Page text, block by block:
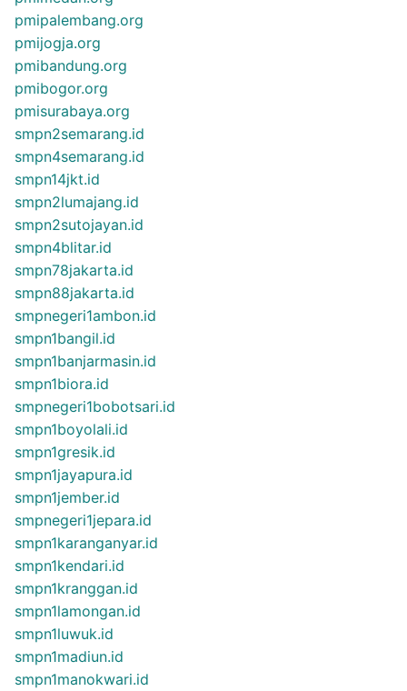
pmipalembang.org
pmijogja.org
pmibandung.org
pmibogor.org
pmisurabaya.org
smpn2semarang.id
smpn4semarang.id
smpn14jkt.id
smpn2lumajang.id
smpn2sutojayan.id
smpn4blitar.id
smpn78jakarta.id
smpn88jakarta.id
smpnegeri1ambon.id
smpn1bangil.id
smpn1banjarmasin.id
smpn1biora.id
smpnegeri1bobotsari.id
smpn1boyolali.id
smpn1gresik.id
smpn1jayapura.id
smpn1jember.id
smpnegeri1jepara.id
smpn1karanganyar.id
smpn1kendari.id
smpn1kranggan.id
smpn1lamongan.id
smpn1luwuk.id
smpn1madiun.id
smpn1manokwari.id